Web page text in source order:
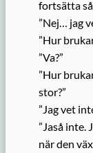
fortsätta så
”Nej… jag
”Hur
”Va?”
”Hur
stor?”
”Jag vet
”Jaså inte.
när den